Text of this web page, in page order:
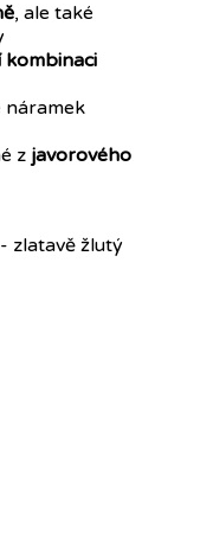
, ale také
náramek
z javorového